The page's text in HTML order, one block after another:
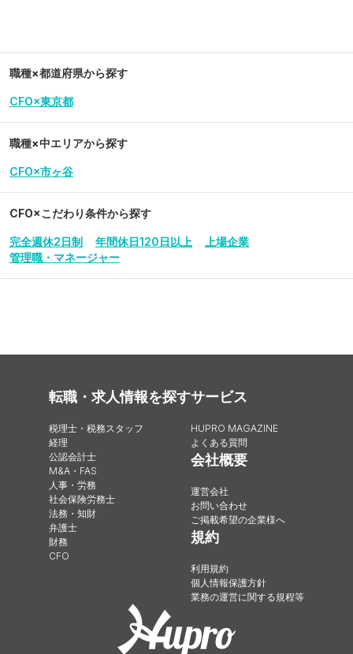
職種×都道府県から探す
CFO×東京都
職種×中エリアから探す
CFO×市ヶ谷
CFO×こだわり条件から探す
完全週休2日制 年間休日120日以上
上場企業
管理職・マネージャー
転職・求人情報を探す
税理士・税務スタッフ
経理
公認会計士
M&A・FAS
人事・労務
社会保険労務士
法務・知財
弁護士
財務
CFO
サービス
HUPRO MAGAZINE
よくある質問
会社概要
運営会社
お問い合わせ
ご掲載希望の企業様へ
規約
利用規約
個人情報保護方針
業務の運営に関する規程等